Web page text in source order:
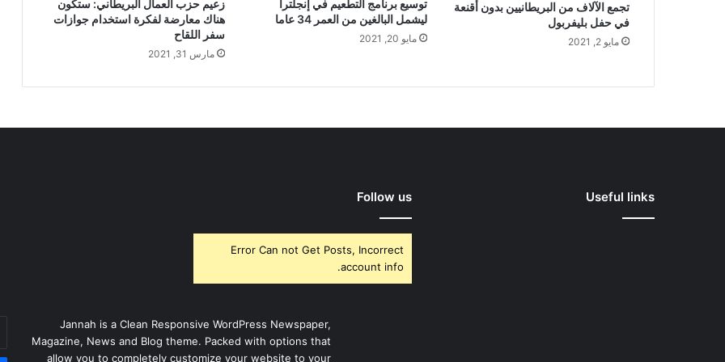
تجمع الآلاف من البريطانيين بدون أقنعة
في حفل بليفربول
مايو 2, 2021
توسيع برنامج التطعيم في إنجلترا
ليشمل البالغين من العمر 34 عاما
مايو 20, 2021
زعيم حزب العمال البريطاني: ستكون
هناك معارضة لفكرة استخدام جوازات
سفر اللقاح
مارس 31, 2021
Useful links
Follow us
Error Can not Get Posts, Incorrect
account info.
Jannah is a Clean Responsive WordPress Newspaper,
Magazine, News and Blog theme. Packed with options that
allow you to completely customize your website to your